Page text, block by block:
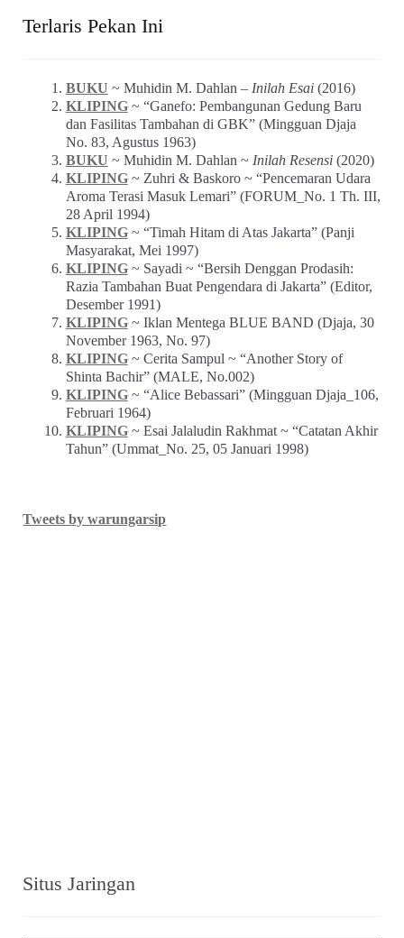
Terlaris Pekan Ini
BUKU ~ Muhidin M. Dahlan – Inilah Esai(2016)
KLIPING~ “Ganefo: Pembangunan Gedung Baru
dan Fasilitas Tambahan di GBK” (Mingguan Djaja
No. 83, Agustus 1963)
BUKU ~ Muhidin M. Dahlan ~ Inilah Resensi(2020)
KLIPING~ Zuhri & Baskoro ~ “Pencemaran Udara
Aroma Terasi Masuk Lemari” (FORUM_No. 1 Th. III,
28 April 1994)
KLIPING~ “Timah Hitam di Atas Jakarta” (Panji
Masyarakat, Mei 1997)
KLIPING~ Sayadi ~ “Bersih Denggan Prodasih:
Razia Tambahan Buat Pengendara di Jakarta” (Editor,
Desember 1991)
KLIPING~ Iklan Mentega BLUE BAND (Djaja, 30
November 1963, No. 97)
KLIPING~ Cerita Sampul ~ “Another Story of
Shinta Bachir” (MALE, No.002)
KLIPING~ “Alice Bebassari” (Mingguan Djaja_106,
Februari 1964)
KLIPING~ Esai Jalaludin Rakhmat ~ “Catatan Akhir
Tahun” (Ummat_No. 25, 05 Januari 1998)
Tweets by warungarsip
Situs Jaringan